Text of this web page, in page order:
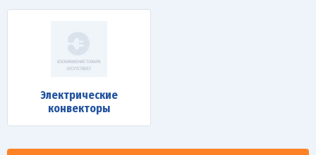
Электрические
конвекторы